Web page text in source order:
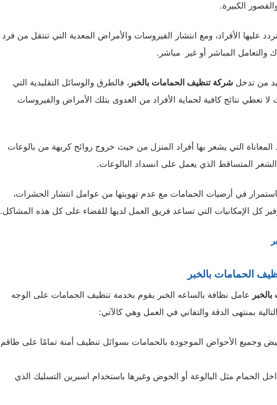
الكبيرة.
عليها الأفراد، ومع انتشار الفيروسات والأمراض المعدية التي تنتقل من فرد
والتعامل المباشر أو غير مباشر.
من تدخل شركة تنظيف الحمامات بالخبر ، فالطرق والوسائل التقليدية التي
نتائج كافية لحماية الأفراد من العدوى بتلك الأمراض والفيروسات
التي يشعر بها أفراد المنزل من حيث خروج روائح كريهة من بالوعات
المتساقط الذي يعمل على انسداد البالوعات.
باستمرار في أرضيات الحمامات مع عدم تهويتها من عوامل انتشار الحشرات،
كل الإمكانيات التي تساعد فريق العمل لديها للقضاء على كل هذه المشاكل.
الحمامات بالخبر
عامل نظافة بالساعه الخبر يقوم بخدمة تنظيف الحمامات على الوجه
بمنتهى الدقة والتفاني في العمل وهي كالآتي:
وجميع الأحواض الموجودة بالحمامات بسوائل تنظيف أمنة تمامًا على طاقم
الحمام مثل البالوعة أو الحوض وغيرها باستخدام اسبرين التسليك الذي